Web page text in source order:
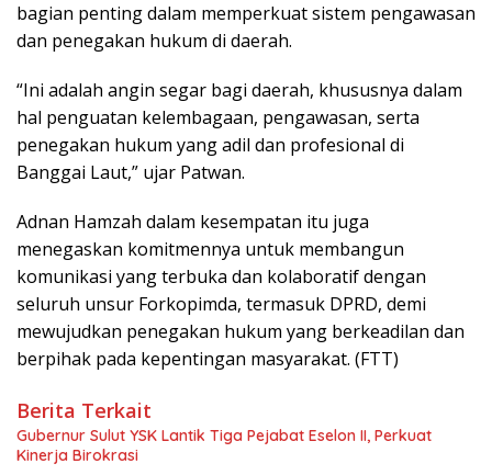
bagian penting dalam memperkuat sistem pengawasan
dan penegakan hukum di daerah.
“Ini adalah angin segar bagi daerah, khususnya dalam
hal penguatan kelembagaan, pengawasan, serta
penegakan hukum yang adil dan profesional di
Banggai Laut,” ujar Patwan.
Adnan Hamzah dalam kesempatan itu juga
menegaskan komitmennya untuk membangun
komunikasi yang terbuka dan kolaboratif dengan
seluruh unsur Forkopimda, termasuk DPRD, demi
mewujudkan penegakan hukum yang berkeadilan dan
berpihak pada kepentingan masyarakat. (FTT)
Berita Terkait
Gubernur Sulut YSK Lantik Tiga Pejabat Eselon II, Perkuat
Kinerja Birokrasi